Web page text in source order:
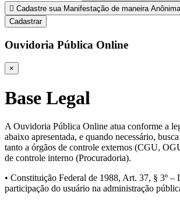
Cadastre sua Manifestação de maneira Anônima
Cadastrar
Ouvidoria Pública Online
×
Base Legal
A Ouvidoria Pública Online atua conforme a
abaixo apresentada, e quando necessário,
tanto a órgãos de controle externos (CGU,
de controle interno (Procuradoria).
• Constituição Federal de 1988, Art. 37, § 3º –
participação do usuário na administração